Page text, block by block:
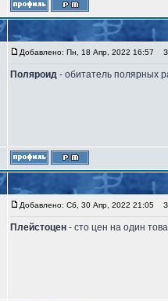
Добавлено: Пн, 18 Апр, 2022 16:57
Поляроид - обитатель полярных
Добавлено: Сб, 30 Апр, 2022 21:05
Плейстоцен - сто цен на один